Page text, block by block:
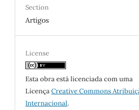
Section
Artigos
License
Esta obra está licenciada com uma
LicençaCreative Commons
Internacional.